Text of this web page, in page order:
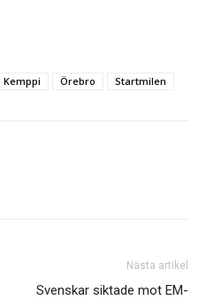
Kemppi Örebro Startmilen
Nästa artikel
Svenskar siktade mot EM-